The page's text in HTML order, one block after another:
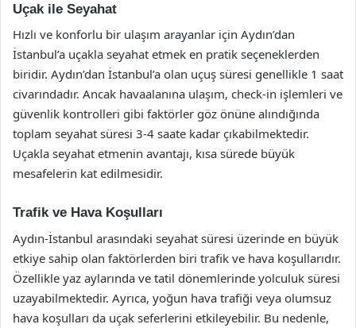
Uçak ile Seyahat
Hızlı ve konforlu bir ulaşım arayanlar için Aydın’dan
İstanbul’a uçakla seyahat etmek en pratik seçeneklerden
biridir. Aydın’dan İstanbul’a olan uçuş süresi genellikle 1 saat
civarındadır. Ancak havaalanına ulaşım, check-in işlemleri ve
güvenlik kontrolleri gibi faktörler göz önüne alındığında
toplam seyahat süresi 3-4 saate kadar çıkabilmektedir.
Uçakla seyahat etmenin avantajı, kısa sürede büyük
mesafelerin kat edilmesidir.
Trafik ve Hava Koşulları
Aydın-İstanbul arasındaki seyahat süresi üzerinde en büyük
etkiye sahip olan faktörlerden biri trafik ve hava koşullarıdır.
Özellikle yaz aylarında ve tatil dönemlerinde yolculuk süresi
uzayabilmektedir. Ayrıca, yoğun hava trafiği veya olumsuz
hava koşulları da uçak seferlerini etkileyebilir. Bu nedenle,